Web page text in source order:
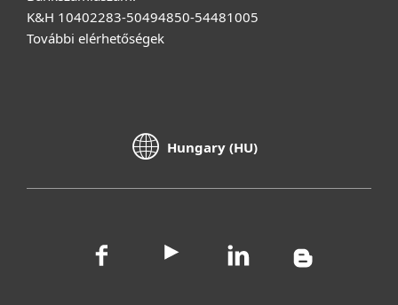
K&H 10402283-50494850-54481005
További elérhetőségek
Hungary (HU)